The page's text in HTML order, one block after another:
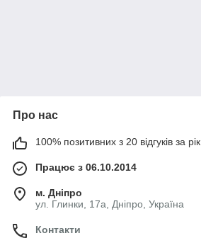
Про нас
100% позитивних з 20 відгуків за рік
Працює з 06.10.2014
м. Дніпро
ул. Глинки, 17а, Дніпро, Україна
Контакти